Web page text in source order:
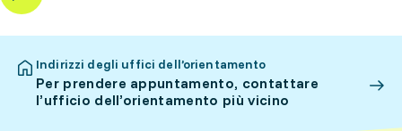
Indirizzi degli uffici dell’orientamento
Per prendere appuntamento, contattare
l’ufficio dell’orientamento più vicino